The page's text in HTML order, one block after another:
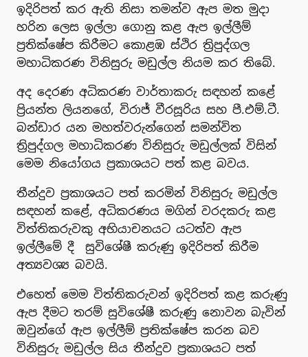
ඉදිරිපත් කර ඇති නිසා තමන්ව ඇප මත මුදා
හරින ලෙස ඉල්ලා ගොනු කළ ඇප ඉල්ලීම්
ප්‍රතික්ෂේප කිරීමට කොළඹ ස්ථිර ත්‍රිපුද්ගල
මහාධිකරණ විනිසුරු මඩුල්ල නියම කර තිබේ.
අද දෙරණ අධිකරණ වාර්තාකරු සඳහන් කළේ
ප්‍රියන්ත ලියනගේ, විරාජ් වීරසූරිය සහ පී.එම්.ටී.
බන්ඩාර යන මහත්වරුන්ගෙන් සමන්විත
ත්‍රිපුද්ගල මහාධිකරණ විනිසුරු මඩුල්ලක් විසින්
මෙම නියෝගය ප්‍රකාශයට පත් කළ බවය.
තීන්දුව ප්‍රකාශයට පත් කරමින් විනිසුරු මඩුල්ල
සඳහන් කළේ, අධිකරණය මගින් වරදකරු කළ
විත්තිකරුවකු අභියාචනයට යටත්ව ඇප
ඉල්ලීමේ දී සුවිශේෂී කරුණු ඉදිරිපත් කිරීම
අත්‍යවශ්‍ය බවයි.
එහෙත් මෙම විත්තිකරුවන් ඉදිරිපත් කළ කරුණු
ඇප දීමට තරම් සුවිශේෂී කරුණු නොවන බැවින්
ඔවුන්ගේ ඇප ඉල්ලීම් ප්‍රතික්ෂේප කරන බව
විනිසුරු මඩුල්ල සිය තීන්දුව ප්‍රකාශයට පත්